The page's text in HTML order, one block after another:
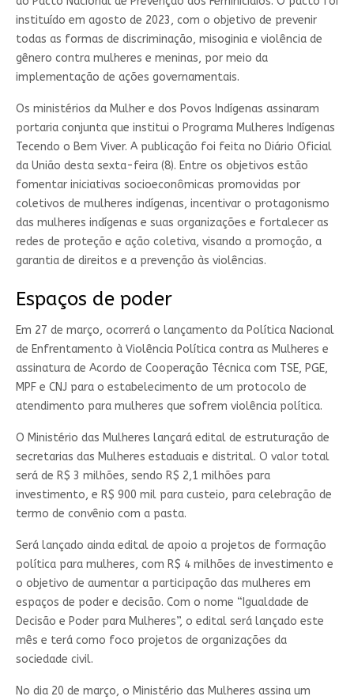
instituído em agosto de 2023, com o objetivo de prevenir
todas as formas de discriminação, misoginia e violência de
gênero contra mulheres e meninas, por meio da
implementação de ações governamentais.
Os ministérios da Mulher e dos Povos Indígenas assinaram
portaria conjunta que institui o Programa Mulheres Indígenas
Tecendo o Bem Viver. A publicação foi feita no Diário Oficial
da União desta sexta-feira (8). Entre os objetivos estão
fomentar iniciativas socioeconômicas promovidas por
coletivos de mulheres indígenas, incentivar o protagonismo
das mulheres indígenas e suas organizações e fortalecer as
redes de proteção e ação coletiva, visando a promoção, a
garantia de direitos e a prevenção às violências.
Espaços de poder
Em 27 de março, ocorrerá o lançamento da Política Nacional
de Enfrentamento à Violência Política contra as Mulheres e
assinatura de Acordo de Cooperação Técnica com TSE, PGE,
MPF e CNJ para o estabelecimento de um protocolo de
atendimento para mulheres que sofrem violência política.
O Ministério das Mulheres lançará edital de estruturação de
secretarias das Mulheres estaduais e distrital. O valor total
será de R$ 3 milhões, sendo R$ 2,1 milhões para
investimento, e R$ 900 mil para custeio, para celebração de
termo de convênio com a pasta.
Será lançado ainda edital de apoio a projetos de formação
política para mulheres, com R$ 4 milhões de investimento e
o objetivo de aumentar a participação das mulheres em
espaços de poder e decisão. Com o nome “Igualdade de
Decisão e Poder para Mulheres”, o edital será lançado este
mês e terá como foco projetos de organizações da
sociedade civil.
No dia 20 de março, o Ministério das Mulheres assina um